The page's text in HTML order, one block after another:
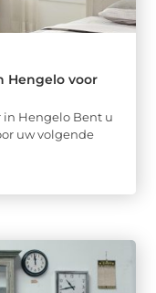
Hengelo voor
in Hengelo Bent u
uw volgende